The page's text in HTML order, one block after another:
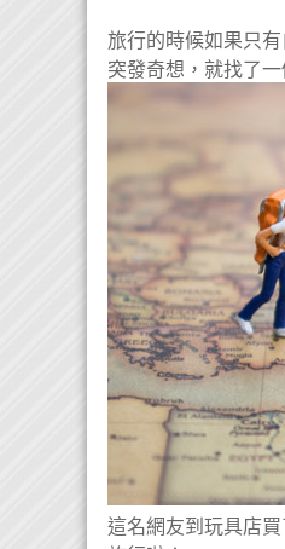
旅行的時候如果只
突發奇想，就找了
這名網友到玩具店